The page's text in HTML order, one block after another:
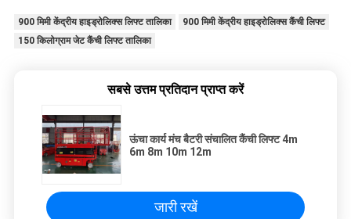
900 मिमी केंद्रीय हाइड्रोलिक्स लिफ्ट तालिका
900 मिमी केंद्रीय हाइड्रोलिक्स कैंची लिफ्ट
150 किलोग्राम जेट कैंची लिफ्ट तालिका
सबसे उत्तम प्रतिदान प्राप्त करें
ऊंचा कार्य मंच बैटरी संचालित कैंची लिफ्ट 4m
6m 8m 10m 12m
जारी रखें